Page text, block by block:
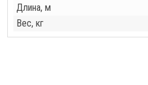
Длина, м
Вес, кг